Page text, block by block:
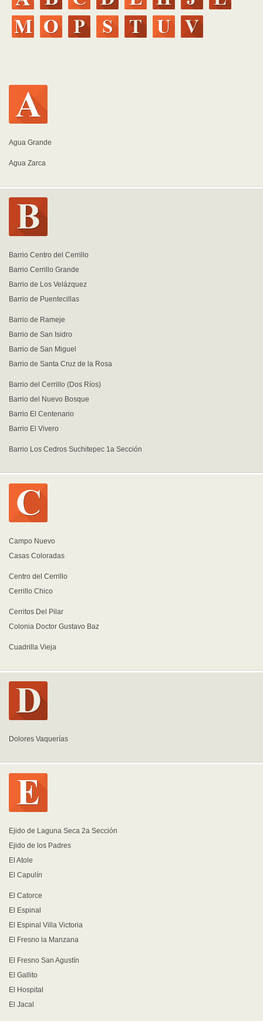
Agua Grande
Agua Zarca
Barrio Centro del Cerrillo
Barrio Cerrillo Grande
Barrio de Los Velázquez
Barrio de Puentecillas
Barrio de Rameje
Barrio de San Isidro
Barrio de San Miguel
Barrio de Santa Cruz de la Rosa
Barrio del Cerrillo (Dos Ríos)
Barrio del Nuevo Bosque
Barrio El Centenario
Barrio El Vivero
Barrio Los Cedros Suchitepec 1a Sección
Campo Nuevo
Casas Coloradas
Centro del Cerrillo
Cerrillo Chico
Cerritos Del Pilar
Colonia Doctor Gustavo Baz
Cuadrilla Vieja
Dolores Vaquerías
Ejido de Laguna Seca 2a Sección
Ejido de los Padres
El Atole
El Capulín
El Catorce
El Espinal
El Espinal Villa Victoria
El Fresno la Manzana
El Fresno San Agustín
El Gallito
El Hospital
El Jacal